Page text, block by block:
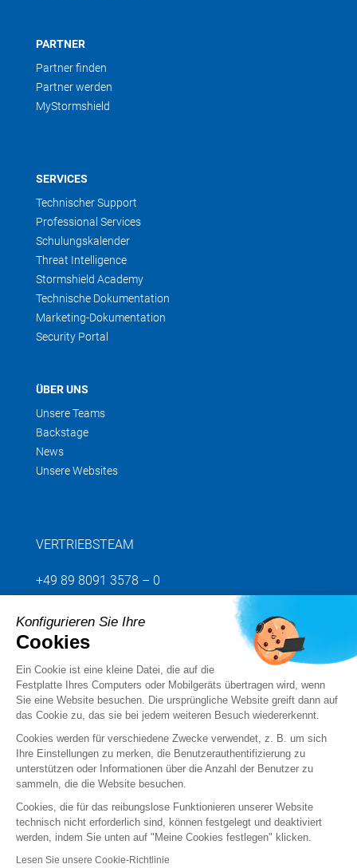
PARTNER
Partner finden
Partner werden
MyStormshield
SERVICES
Technischer Support
Professional Services
Schulungskalender
Threat Intelligence
Stormshield Academy
Technische Dokumentation
Marketing-Dokumentation
Security Portal
ÜBER UNS
Unsere Teams
Backstage
News
Unsere Websites
VERTRIEBSTEAM
+49 89 8091 3578 – 0
Senden Sie uns Ihre Anfrage
Folgen Sie uns
Rechtsvermerke
Konfigurieren Sie Ihre
Cookies
Ein Cookie ist eine kleine Datei, die auf die
Festplatte Ihres Computers oder Mobilgeräts übertragen wird, wenn
Sie eine Website besuchen. Die ursprüngliche Website greift dann auf
das Cookie zu, das sie bei jedem weiteren Besuch wiedererkennt.
Cookies werden für verschiedene Zwecke verwendet, z. B. um sich
Ihre Einstellungen zu merken, die Benutzerauthentifizierung zu
unterstützen oder Informationen über die Anzahl der Benutzer zu
sammeln, die die Website besuchen.
Cookies, die für das reibungslose Funktionieren unserer Website
technisch nicht erforderlich sind, können festgelegt und deaktiviert
werden, indem Sie unten auf "Meine Cookies festlegen" klicken.
Lesen Sie unsere Cookie-Richtlinie